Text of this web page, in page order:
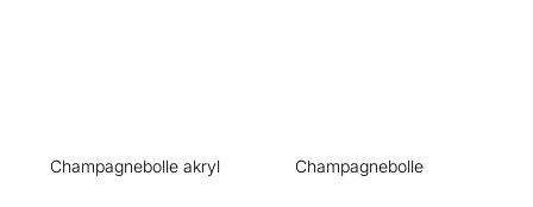
Champagnebolle akryl Champagnebolle